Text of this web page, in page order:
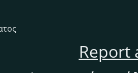
Report